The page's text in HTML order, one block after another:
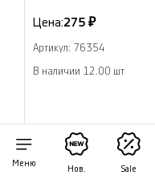
Меню
Нов. Sale
Цена:275 ₽
Артикул: 76354
В наличии 12.00 шт